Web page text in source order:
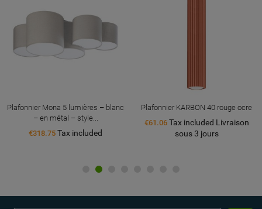
Plafonnier Mona 5 lumières – blanc
– en métal – style...
€318.75 Tax included
Plafonnier KARBON 40 rouge ocre
€61.06 Tax included Livraison
sous 3 jours